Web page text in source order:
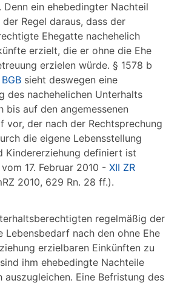
Denn ein ehebedingter Nachteil
Regel daraus, dass der
Ehegatte nachehelich
erzielt, die er ohne die Ehe
erzielen würde. § 1578 b
sieht deswegen eine
des nachehelichen Unterhalts
bis auf den angemessenen
vor, der nach der Rechtsprechung
die eigene Lebensstellung
Kindererziehung definiert ist
17. Februar 2010 - XII ZR
2010, 629 Rn. 28 ff.).
regelmäßig der
Lebensbedarf nach den ohne Ehe
erzielbaren Einkünften zu
ihm ehebedingte Nachteile
auszugleichen. Eine Befristung des